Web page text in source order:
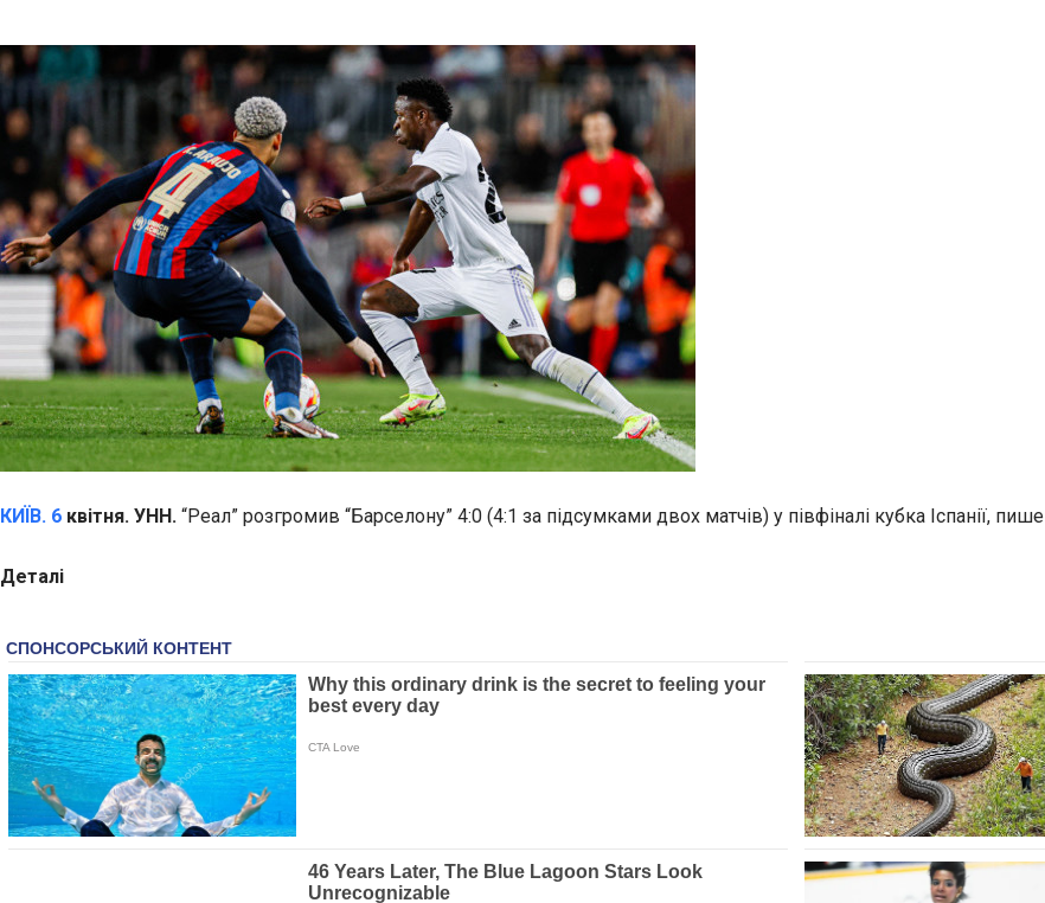
КИЇВ. 6 квітня. УНН. “Реал” розгромив “Барселону” 4:0 (4:1 за підсумками двох матчів) у півфіналі кубка Іспанії, пише
Деталі